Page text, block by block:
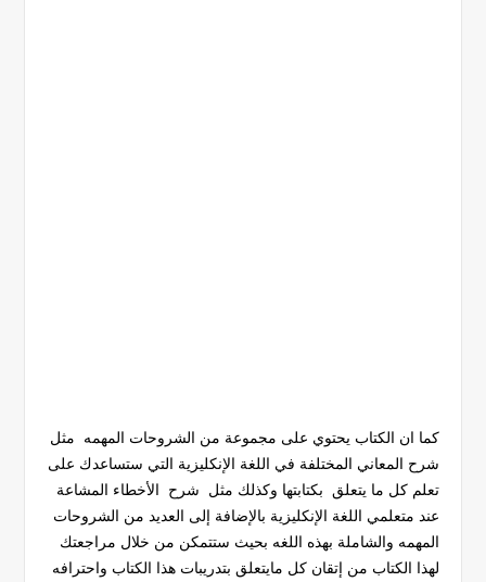
كما ان الكتاب يحتوي على مجموعة من الشروحات المهمه مثل
شرح المعاني المختلفة في اللغة الإنكليزية التي ستساعدك على
تعلم كل ما يتعلق بكتابتها وكذلك مثل شرح الأخطاء المشاعة
عند متعلمي اللغة الإنكليزية بالإضافة إلى العديد من الشروحات
المهمه والشاملة بهذه اللغه بحيث ستتمكن من خلال مراجعتك
لهذا الكتاب من إتقان كل مايتعلق بتدريبات هذا الكتاب واحترافه